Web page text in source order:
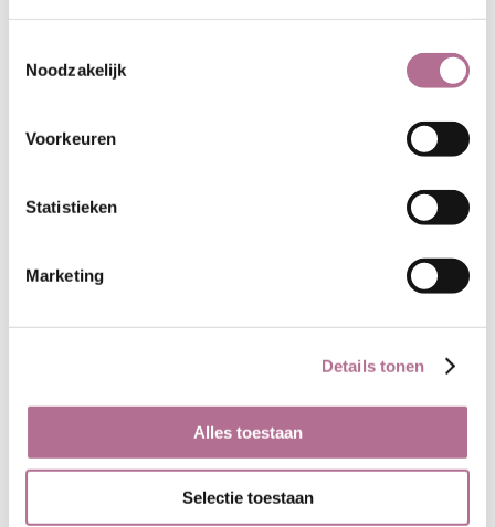
Noodzakelijk
Voorkeuren
Statistieken
Marketing
Details tonen
Alles toestaan
Selectie toestaan